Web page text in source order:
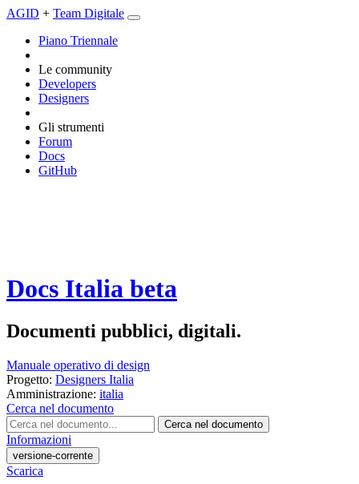
AGID + Team Digitale
Piano Triennale
Le community
Developers
Designers
Gli strumenti
Forum
Docs
GitHub
Docs Italia beta
Documenti pubblici, digitali.
Manuale operativo di design
Progetto: Designers Italia
Amministrazione: italia
Cerca nel documento
Cerca nel documento
Informazioni
versione-corrente
Scarica